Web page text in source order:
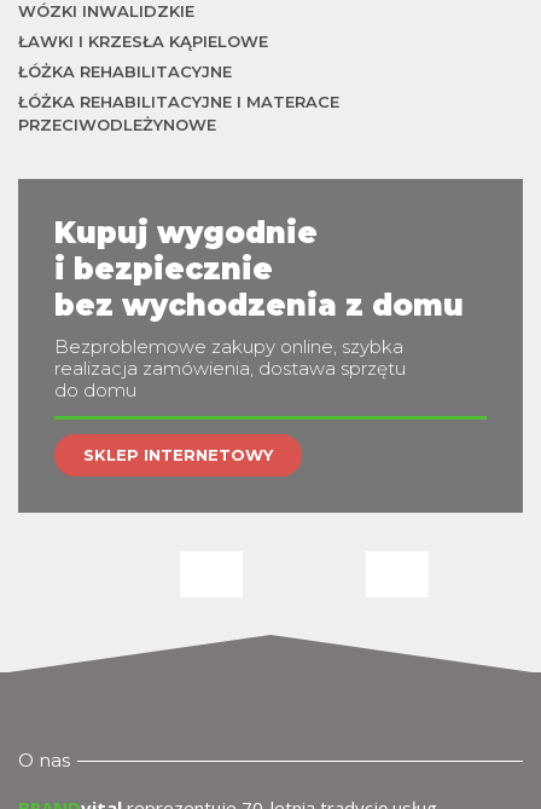
WÓZKI INWALIDZKIE
ŁAWKI I KRZESŁA KĄPIELOWE
ŁÓŻKA REHABILITACYJNE
ŁÓŻKA REHABILITACYJNE I MATERACE
PRZECIWODLEŻYNOWE
Kupuj wygodnie
i bezpiecznie
bez wychodzenia z domu
Bezproblemowe zakupy online, szybka
realizacja zamówienia, dostawa sprzętu
do domu
SKLEP INTERNETOWY
O nas